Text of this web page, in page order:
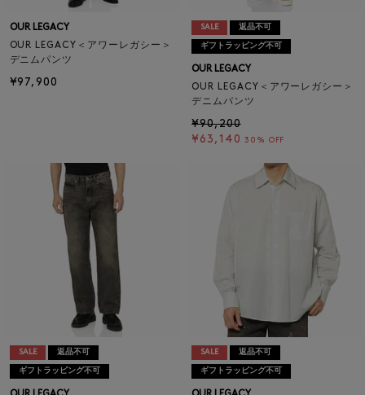
OUR LEGACY
OUR LEGACY＜アワーレガシー＞
デニムパンツ
¥97,900
SALE 返品不可
ギフトラッピング不可
OUR LEGACY
OUR LEGACY＜アワーレガシー＞
デニムパンツ
¥90,200
¥63,140 30% OFF
SALE 返品不可
ギフトラッピング不可
SALE 返品不可
ギフトラッピング不可